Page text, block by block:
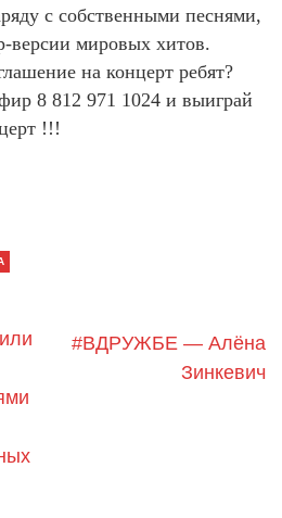
с собственными песнями,
версии мировых хитов.
на концерт ребят?
8 812 971 1024 и выиграй
!!!
#ВДРУЖБЕ — Алёна
Зинкевич